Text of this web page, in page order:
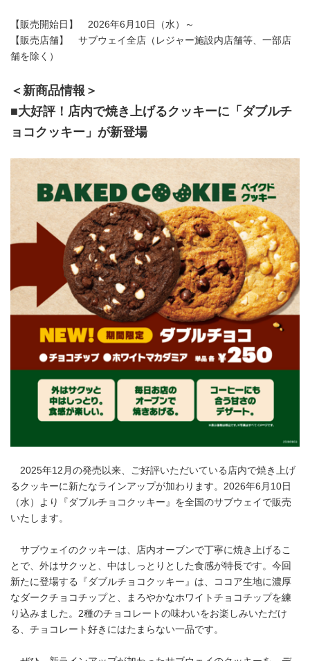
【販売開始日】 2026年6月10日（水）～
【販売店舗】 サブウェイ全店（レジャー施設内店舗等、一部店
舗を除く）
＜新商品情報＞
■大好評！店内で焼き上げるクッキーに「ダブルチ
ョコクッキー」が新登場
2025年12月の発売以来、ご好評いただいている店内で焼き上げ
るクッキーに新たなラインアップが加わります。2026年6月10日
（水）より『ダブルチョコクッキー』を全国のサブウェイで販売
いたします。
サブウェイのクッキーは、店内オーブンで丁寧に焼き上げるこ
とで、外はサクッと、中はしっとりとした食感が特長です。今回
新たに登場する『ダブルチョコクッキー』は、ココア生地に濃厚
なダークチョコチップと、まろやかなホワイトチョコチップを練
り込みました。2種のチョコレートの味わいをお楽しみいただけ
る、チョコレート好きにはたまらない一品です。